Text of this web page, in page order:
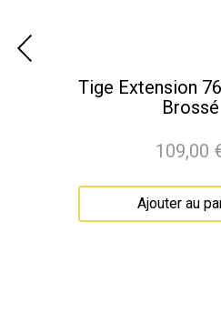
Tige Extension
Brossé
Prix
109,00
Ajouter au